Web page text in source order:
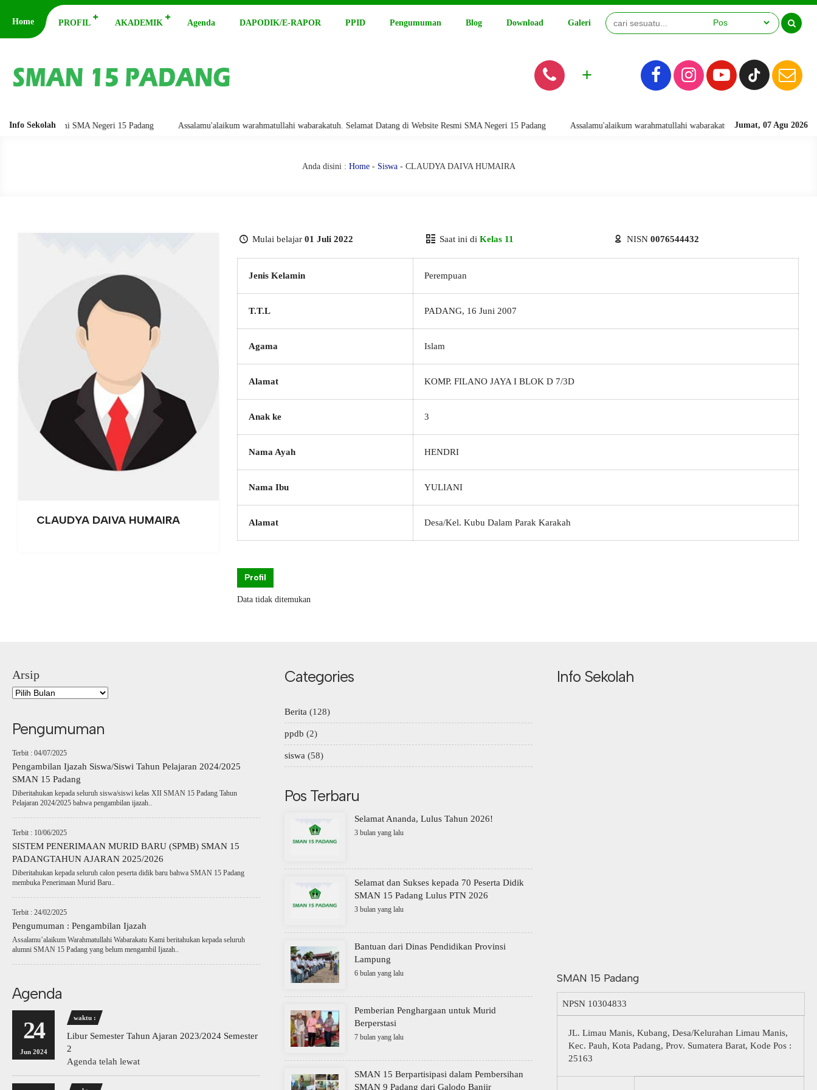
Home PROFIL AKADEMIK Agenda DAPODIK/E-RAPOR PPID Pengumuman Blog Download Galeri Video
+
Info Sekolah Jumat, 07 Agu 2026
Resmi SMA Negeri 15 Padang Assalamu'alaikum warahmatullahi wabarakatuh. Selamat Datang di Website Resmi SMA Negeri 15 Padang Assalamu'alaikum warahmatullahi wabarakatuh. Selamat Datang di Website
Anda disini : Home- Siswa- CLAUDYA DAIVA HUMAIRA
CLAUDYA DAIVA HUMAIRA
Mulai belajar 01 Juli 2022 Saat ini di Kelas 11 NISN 0076544432
Jenis Kelamin Perempuan
T.T.L PADANG, 16 Juni 2007
Agama Islam
Alamat KOMP. FILANO JAYA I BLOK D 7/3D
Anak ke 3
Nama Ayah HENDRI
Nama Ibu YULIANI
Alamat Desa/Kel. Kubu Dalam Parak Karakah
Profil
Data tidak ditemukan
Arsip
Pengumuman
Terbit : 04/07/2025
Pengambilan Ijazah Siswa/Siswi Tahun Pelajaran 2024/2025
SMAN 15 Padang
Diberitahukan kepada seluruh siswa/siswi kelas XII SMAN 15 Padang Tahun
Pelajaran 2024/2025 bahwa pengambilan ijazah..
Terbit : 10/06/2025
SISTEM PENERIMAAN MURID BARU (SPMB) SMAN 15
PADANGTAHUN AJARAN 2025/2026
Diberitahukan kepada seluruh calon peserta didik baru bahwa SMAN 15 Padang
membuka Penerimaan Murid Baru..
Terbit : 24/02/2025
Pengumuman : Pengambilan Ijazah
Assalamu’alaikum Warahmatullahi Wabarakatu Kami beritahukan kepada seluruh
alumni SMAN 15 Padang yang belum mengambil Ijazah..
Agenda
24
Jun 2024
waktu :
Libur Semester Tahun Ajaran 2023/2024 Semester
2
Agenda telah lewat
Categories
Berita (128)
ppdb (2)
siswa (58)
Pos Terbaru
Selamat Ananda, Lulus Tahun 2026!
3 bulan yang lalu
Selamat dan Sukses kepada 70 Peserta Didik
SMAN 15 Padang Lulus PTN 2026
3 bulan yang lalu
Bantuan dari Dinas Pendidikan Provinsi
Lampung
6 bulan yang lalu
Pemberian Penghargaan untuk Murid
Berperstasi
7 bulan yang lalu
SMAN 15 Berpartisipasi dalam Pembersihan
SMAN 9 Padang dari Galodo Banjir
Info Sekolah
SMAN 15 Padang
NPSN 10304833
JL. Limau Manis, Kubang, Desa/Kelurahan Limau Manis,
Kec. Pauh, Kota Padang, Prov. Sumatera Barat, Kode Pos :
25163